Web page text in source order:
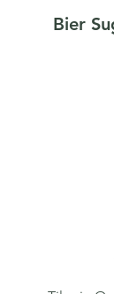
Boon,
Troch,
Oud
Ter
de
Bier